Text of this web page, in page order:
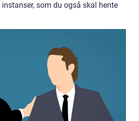
som du også skal hente